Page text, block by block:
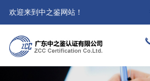
欢迎来到中之鉴网站！